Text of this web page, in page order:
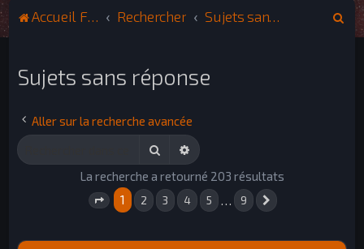
Accueil Forum ALBE Rechercher Sujets sans réponse
Sujets sans réponse
Aller sur la recherche avancée
RechercherRecherche avancée
La recherche a retourné 203 résultats
Page sur 9
1 2 3 4 5 9